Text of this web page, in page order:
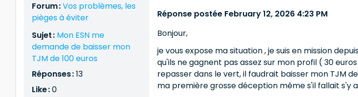
Forum :Vos problèmes, les
pièges à éviter
Sujet : Mon ESN me
demande de baisser mon
TJM de 100 euros
Réponses :13
Like :0
Réponse postée February 12, 2026 4:23 PM
Bonjour,
je vous expose ma situation , je suis en mission
qu'ils ne gagnent pas assez sur mon profil ( 30
repasser dans le vert, il faudrait baisser mon TJM
ma première grosse déception même s'il fallait s'y